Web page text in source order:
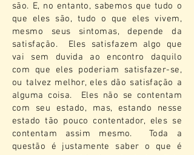
são. E, no entanto, sabemos que tudo o
que eles são, tudo o que eles vivem,
mesmo seus sintomas, depende da
satisfação. Eles satisfazem algo que
vai sem duvida ao encontro daquilo
com que eles poderiam satisfazer-se,
ou talvez melhor, eles dão satisfação a
alguma coisa. Eles não se contentam
com seu estado, mas, estando nesse
estado tão pouco contentador, eles se
contentam assim mesmo. Toda a
questão é justamente saber o que é